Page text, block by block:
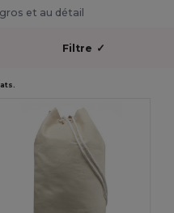
et au détail
Filtre ✓